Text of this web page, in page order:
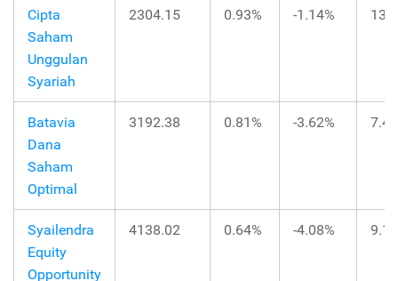
Cipta
Saham
Unggulan
Syariah
2304.15 0.93% -1.14%
Batavia
Dana
Saham
Optimal
3192.38 0.81% -3.62%
Syailendra
Equity
Opportunity
4138.02 0.64% -4.08%